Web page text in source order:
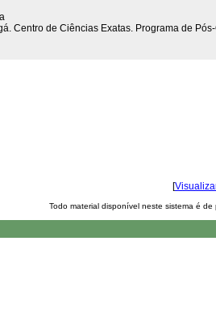
Centro de Ciências Exatas. Programa de
[
Todo material disponível neste sistema é